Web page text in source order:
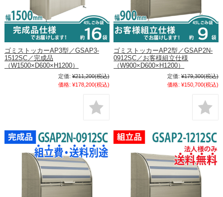
ゴミストッカーAP3型／GSAP3-
1512SC／完成品
（W1500×D600×H1200）
定価: ¥211,200(税込)
価格: ¥178,200(税込)
ゴミストッカーAP2型／GSAP2N-
0912SC／お客様組立仕様
（W900×D600×H1200）
定価: ¥179,300(税込)
価格: ¥150,700(税込)